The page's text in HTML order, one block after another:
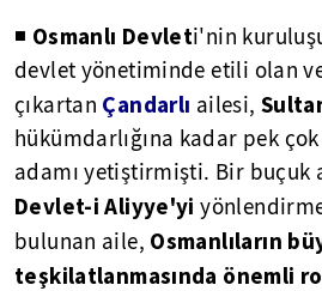
◾ Osmanlı Devleti'nin
devlet yönetiminde etili olan
çıkartan Çandarlı ailesi,
hükümdarlığına kadar pek
adamı yetiştirmişti. Bir buçuk
Devlet-i Aliyye'yi
bulunan aile, Osmanlıların
teşkilatlanmasında önemli